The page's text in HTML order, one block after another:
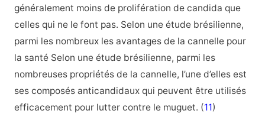
généralement moins de prolifération de candida que
celles qui ne le font pas. Selon une étude brésilienne,
parmi les nombreux les avantages de la cannelle pour
la santé Selon une étude brésilienne, parmi les
nombreuses propriétés de la cannelle, l’une d’elles est
ses composés anticandidaux qui peuvent être utilisés
efficacement pour lutter contre le muguet. (11)